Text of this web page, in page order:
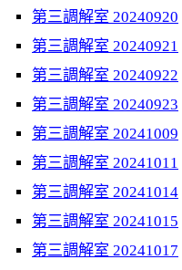
第三調解室 20240920
第三調解室 20240921
第三調解室 20240922
第三調解室 20240923
第三調解室 20241009
第三調解室 20241011
第三調解室 20241014
第三調解室 20241015
第三調解室 20241017